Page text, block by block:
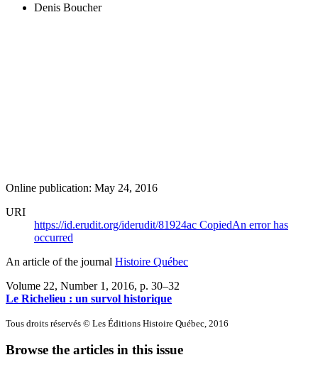
Denis Boucher
Online publication: May 24, 2016
URI
https://id.erudit.org/iderudit/81924ac CopiedAn error has
occurred
An article of the journal Histoire Québec
Volume 22, Number 1, 2016, p. 30–32
Le Richelieu : un survol historique
Tous droits réservés © Les Éditions Histoire Québec, 2016
Browse the articles in this issue